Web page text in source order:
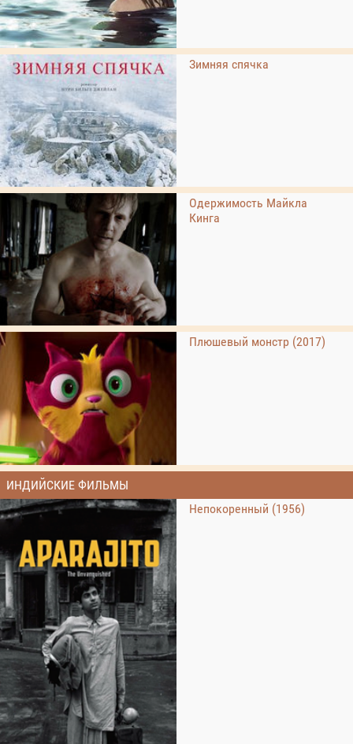
Зимняя спячка
Одержимость Майкла
Кинга
Плюшевый монстр (2017)
ИНДИЙСКИЕ ФИЛЬМЫ
Непокоренный (1956)